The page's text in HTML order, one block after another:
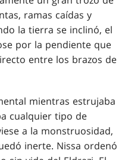
ramas caídas y
la tierra se inclinó, el
por la pendiente que
entre los brazos de
mientras estrujaba
cualquier tipo de
a la monstruosidad,
inerte. Nissa ordenó